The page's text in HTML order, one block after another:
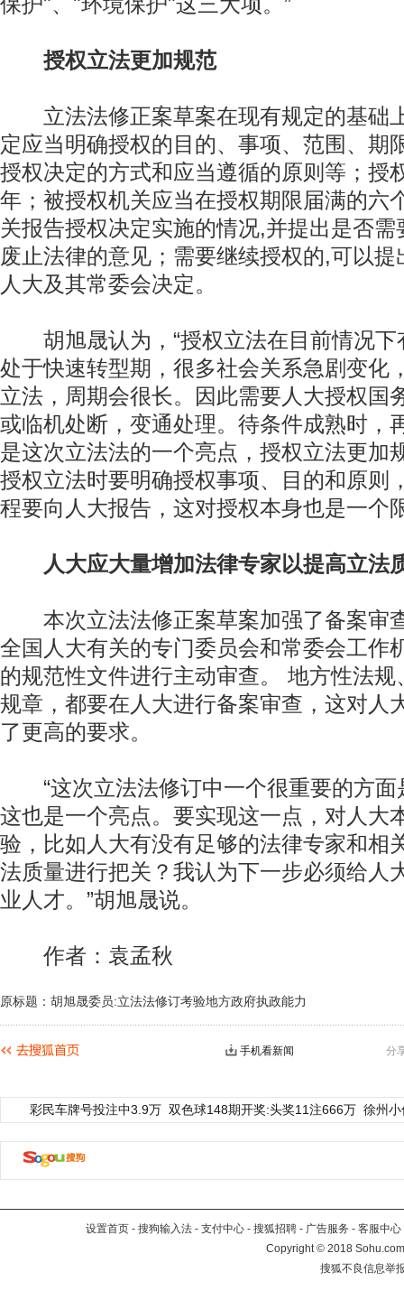
授权立法更加规范
立法法修正案草案在现有规定的基础
定应当明确授权的目的、事项、范围、期
授权决定的方式和应当遵循的原则等；授
年；被授权机关应当在授权期限届满的六
关报告授权决定实施的情况,并提出是否
废止法律的意见；需要继续授权的,可以
人大及其常委会决定。
胡旭晟认为，“授权立法在目前情况下
处于快速转型期，很多社会关系急剧变化
立法，周期会很长。因此需要人大授权国
或临机处断，变通处理。待条件成熟时，
是这次立法法的一个亮点，授权立法更加
授权立法时要明确授权事项、目的和原则
程要向人大报告，这对授权本身也是一个
人大应大量增加法律专家以提高立法
本次立法法修正案草案加强了备案审
全国人大有关的专门委员会和常委会工作
的规范性文件进行主动审查。 地方性法
规章，都要在人大进行备案审查，这对人
了更高的要求。
“这次立法法修订中一个很重要的方面
这也是一个亮点。要实现这一点，对人大
验，比如人大有没有足够的法律专家和相
法质量进行把关？我认为下一步必须给人
业人才。”胡旭晟说。
作者：袁孟秋
原标题：胡旭晟委员:立法法修订考验地方政府执政能力
分
手机看新闻
彩民车牌号投注中3.9万 双色球148期开奖:头奖11注666万 徐州
设置首页 - 搜狗输入法 - 支付中心 - 搜狐招聘 - 广告服务 - 客服中心
Copyright©2018
搜狐不良信息举